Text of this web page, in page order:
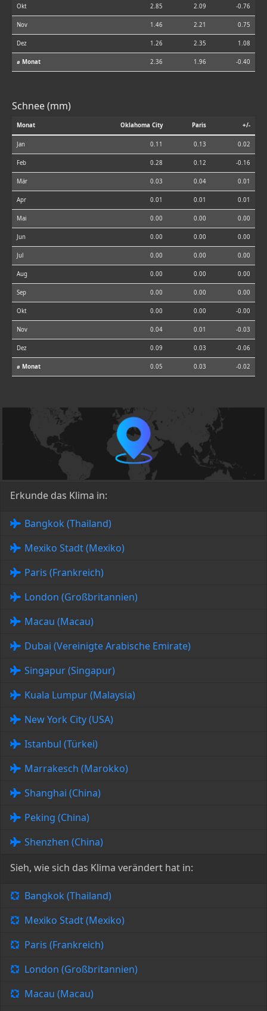
Okt 2.85 2.09 -0.76
Nov 1.46 2.21 0.75
Dez 1.26 2.35 1.08
⌀ Monat 2.36 1.96 -0.40
Schnee (mm)
Monat Oklahoma City Paris +/-
Jan 0.11 0.13 0.02
Feb 0.28 0.12 -0.16
Mär 0.03 0.04 0.01
Apr 0.01 0.01 0.01
Mai 0.00 0.00 0.00
Jun 0.00 0.00 0.00
Jul 0.00 0.00 0.00
Aug 0.00 0.00 0.00
Sep 0.00 0.00 0.00
Okt 0.00 0.00 -0.00
Nov 0.04 0.01 -0.03
Dez 0.09 0.03 -0.06
⌀ Monat 0.05 0.03 -0.02
Erkunde das Klima in:
Bangkok (Thailand)
Mexiko Stadt (Mexiko)
Paris (Frankreich)
London (Großbritannien)
Macau (Macau)
Dubai (Vereinigte Arabische Emirate)
Singapur (Singapur)
Kuala Lumpur (Malaysia)
New York City (USA)
Istanbul (Türkei)
Marrakesch (Marokko)
Shanghai (China)
Peking (China)
Shenzhen (China)
Sieh, wie sich das Klima verändert hat in:
Bangkok (Thailand)
Mexiko Stadt (Mexiko)
Paris (Frankreich)
London (Großbritannien)
Macau (Macau)